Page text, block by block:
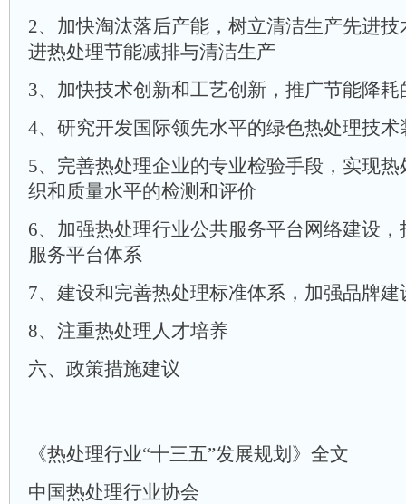
2、加快淘汰落后产能，树立清洁生产先进
进热处理节能减排与清洁生产
3、加快技术创新和工艺创新，推广节能降
4、研究开发国际领先水平的绿色热处理技术
5、完善热处理企业的专业检验手段，实现
织和质量水平的检测和评价
6、加强热处理行业公共服务平台网络建设
服务平台体系
7、建设和完善热处理标准体系，加强品牌
8、注重热处理人才培养
六、政策措施建议
《热处理行业“十三五”发展规划》全文
中国热处理行业协会